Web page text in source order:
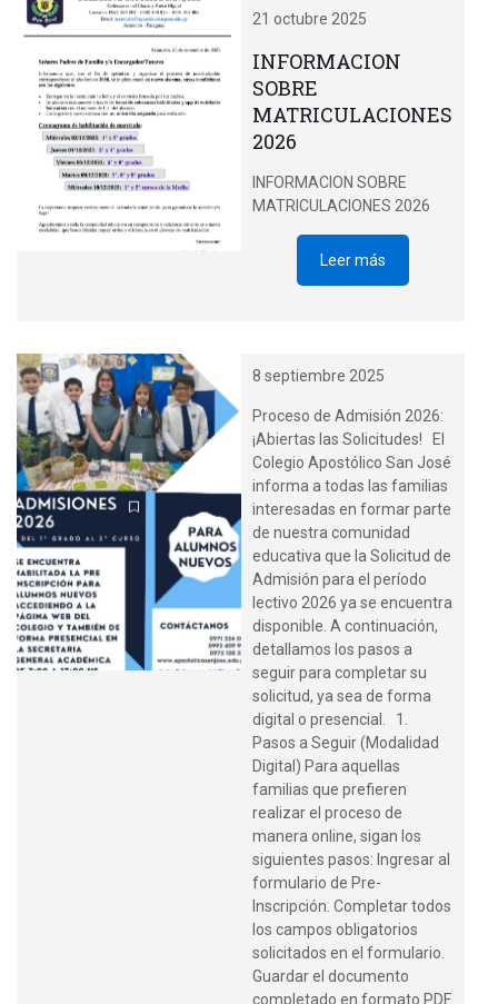
21 octubre 2025
INFORMACION
SOBRE
MATRICULACIONES
2026
INFORMACION SOBRE
MATRICULACIONES 2026
Leer más
8 septiembre 2025
Proceso de Admisión 2026:
¡Abiertas las Solicitudes! El
Colegio Apostólico San José
informa a todas las familias
interesadas en formar parte
de nuestra comunidad
educativa que la Solicitud de
Admisión para el período
lectivo 2026 ya se encuentra
disponible. A continuación,
detallamos los pasos a
seguir para completar su
solicitud, ya sea de forma
digital o presencial. 1.
Pasos a Seguir (Modalidad
Digital) Para aquellas
familias que prefieren
realizar el proceso de
manera online, sigan los
siguientes pasos: Ingresar al
formulario de Pre-
Inscripción. Completar todos
los campos obligatorios
solicitados en el formulario.
Guardar el documento
completado en formato PDF.